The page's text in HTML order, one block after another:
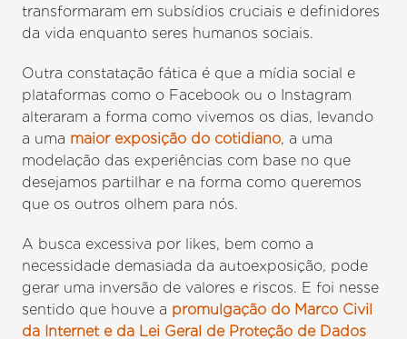
transformaram em subsídios cruciais e definidores
da vida enquanto seres humanos sociais.
Outra constatação fática é que a mídia social e
plataformas como o Facebook ou o Instagram
alteraram a forma como vivemos os dias, levando
a uma maior exposição do cotidiano, a uma
modelação das experiências com base no que
desejamos partilhar e na forma como queremos
que os outros olhem para nós.
A busca excessiva por likes, bem como a
necessidade demasiada da autoexposição, pode
gerar uma inversão de valores e riscos. E foi nesse
sentido que houve a promulgação do Marco Civil
da Internet e da Lei Geral de Proteção de Dados